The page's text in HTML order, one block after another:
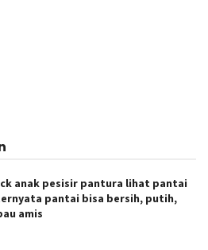
anak pesisir pantura lihat pantai
pantai bisa bersih, putih,
amis